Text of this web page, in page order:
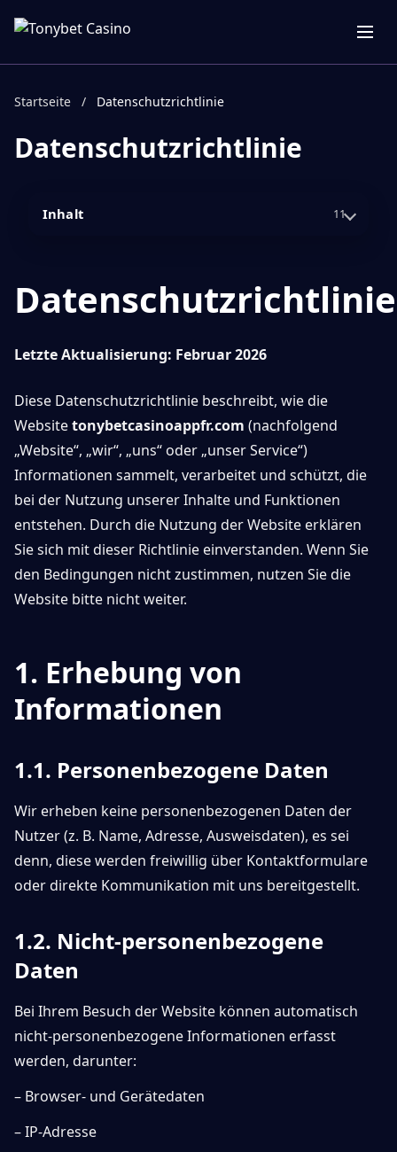
Startseite / Datenschutzrichtlinie
Datenschutzrichtlinie
Inhalt 11
Datenschutzrichtlinie
Letzte Aktualisierung: Februar 2026
Diese Datenschutzrichtlinie beschreibt, wie die
Websitetonybetcasinoappfr.com (nachfolgend
„Website“, „wir“, „uns“ oder „unser Service“)
Informationen sammelt, verarbeitet und schützt, die
bei der Nutzung unserer Inhalte und Funktionen
entstehen. Durch die Nutzung der Website erklären
Sie sich mit dieser Richtlinie einverstanden. Wenn Sie
den Bedingungen nicht zustimmen, nutzen Sie die
Website bitte nicht weiter.
1. Erhebung von
Informationen
1.1. Personenbezogene Daten
Wir erheben keine personenbezogenen Daten der
Nutzer (z. B. Name, Adresse, Ausweisdaten), es sei
denn, diese werden freiwillig über Kontaktformulare
oder direkte Kommunikation mit uns bereitgestellt.
1.2. Nicht-personenbezogene
Daten
Bei Ihrem Besuch der Website können automatisch
nicht-personenbezogene Informationen erfasst
werden, darunter:
– Browser- und Gerätedaten
– IP-Adresse